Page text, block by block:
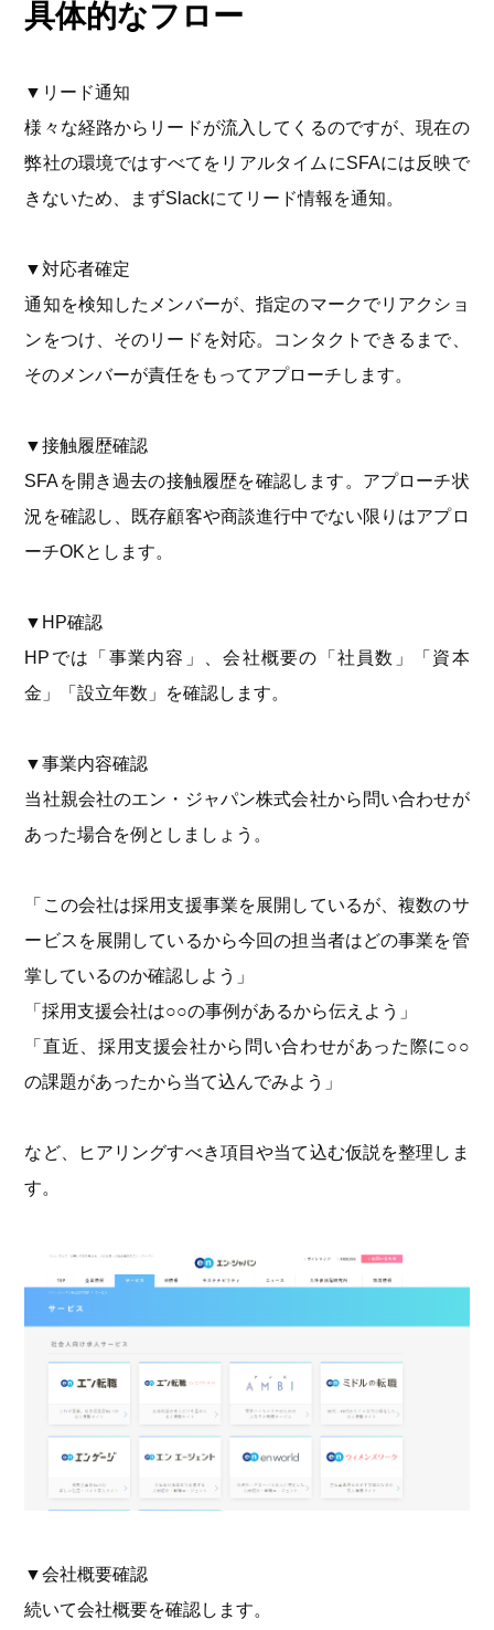
具体的なフロー
▼リード通知
様々な経路からリードが流入してくるのですが、現在の
弊社の環境ではすべてをリアルタイムにSFAには反映で
きないため、まずSlackにてリード情報を通知。
▼対応者確定
通知を検知したメンバーが、指定のマークでリアクショ
ンをつけ、そのリードを対応。コンタクトできるまで、
そのメンバーが責任をもってアプローチします。
▼接触履歴確認
SFAを開き過去の接触履歴を確認します。アプローチ状
況を確認し、既存顧客や商談進行中でない限りはアプロ
ーチOKとします。
▼HP確認
HPでは「事業内容」、会社概要の「社員数」「資本
金」「設立年数」を確認します。
▼事業内容確認
当社親会社のエン・ジャパン株式会社から問い合わせが
あった場合を例としましょう。
「この会社は採用支援事業を展開しているが、複数のサ
ービスを展開しているから今回の担当者はどの事業を管
掌しているのか確認しよう」
「採用支援会社は○○の事例があるから伝えよう」
「直近、採用支援会社から問い合わせがあった際に○○
の課題があったから当て込んでみよう」
など、ヒアリングすべき項目や当て込む仮説を整理しま
す。
▼会社概要確認
続いて会社概要を確認します。